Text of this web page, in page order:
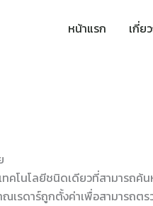
หน้าแรก เกี่ย
คโนโลยีชนิดเดียวที่สามารถค้
รดาร์ถูกตั้งค่าเพื่อสามารถต